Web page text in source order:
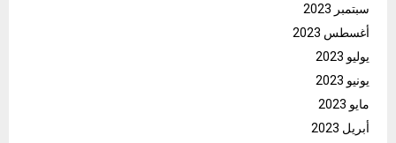
سبتمبر 2023
أغسطس 2023
يوليو 2023
يونيو 2023
مايو 2023
أبريل 2023